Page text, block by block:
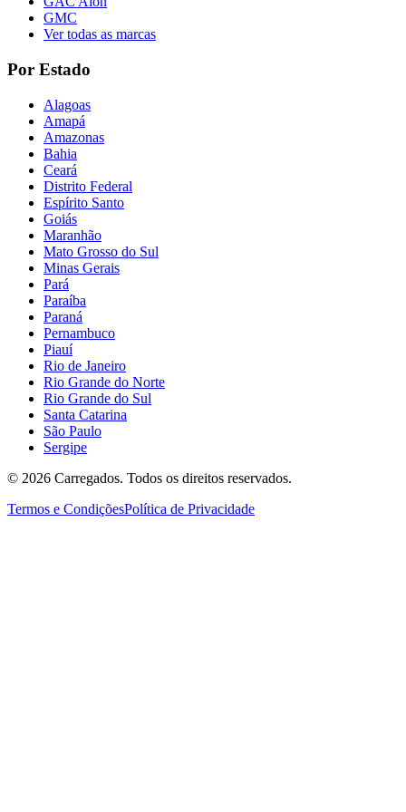
GMC
Ver todas as marcas
Por Estado
Alagoas
Amapá
Amazonas
Bahia
Ceará
Distrito Federal
Espírito Santo
Goiás
Maranhão
Mato Grosso do Sul
Minas Gerais
Pará
Paraíba
Paraná
Pernambuco
Piauí
Rio de Janeiro
Rio Grande do Norte
Rio Grande do Sul
Santa Catarina
São Paulo
Sergipe
© 2026 Carregados. Todos os direitos reservados.
Termos e CondiçõesPolítica de Privacidade